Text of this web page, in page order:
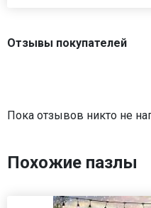
Отзывы покупателей
Пока отзывов никто не
Похожие пазлы